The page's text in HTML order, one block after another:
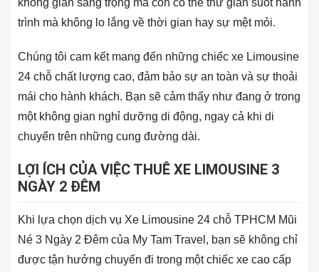
trình mà không lo lắng về thời gian hay sự mệt mỏi.
Chúng tôi cam kết mang đến những chiếc xe Limousine
24 chỗ chất lượng cao, đảm bảo sự an toàn và sự thoải
mái cho hành khách. Bạn sẽ cảm thấy như đang ở trong
một không gian nghỉ dưỡng di động, ngay cả khi di
chuyển trên những cung đường dài.
LỢI ÍCH CỦA VIỆC THUÊ XE LIMOUSINE 3
NGÀY 2 ĐÊM
Khi lựa chọn dịch vụ Xe Limousine 24 chỗ TPHCM Mũi
Né 3 Ngày 2 Đêm của My Tam Travel, bạn sẽ không chỉ
được tận hưởng chuyến đi trong một chiếc xe cao cấp